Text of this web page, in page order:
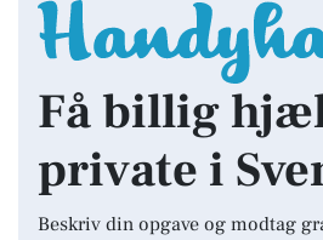
Få billig
private i
Beskriv din opgave og modtag